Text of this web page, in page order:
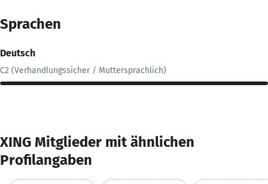
Sprachen
Deutsch
C2 (Verhandlungssicher / Muttersprachlich)
XING Mitglieder mit ähnlichen
Profilangaben